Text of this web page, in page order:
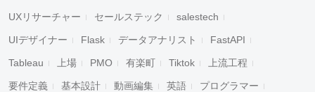
UXリサーチャー セールステック salestech
UIデザイナー Flask データアナリスト FastAPI
Tableau 上場 PMO 有楽町 Tiktok 上流工程
要件定義 基本設計 動画編集 英語 プログラマー